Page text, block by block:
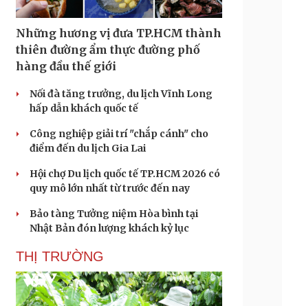
Những hương vị đưa TP.HCM thành
thiên đường ẩm thực đường phố
hàng đầu thế giới
Nối đà tăng trưởng, du lịch Vĩnh Long
hấp dẫn khách quốc tế
Công nghiệp giải trí "chắp cánh" cho
điểm đến du lịch Gia Lai
Hội chợ Du lịch quốc tế TP.HCM 2026 có
quy mô lớn nhất từ trước đến nay
Bảo tàng Tưởng niệm Hòa bình tại
Nhật Bản đón lượng khách kỷ lục
THỊ TRƯỜNG